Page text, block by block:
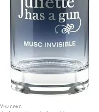
Унисекс